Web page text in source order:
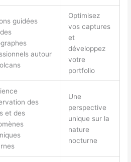
guidées
autour
Optimisez
vos captures
et
développez
votre
portfolio
des
et des
Une
perspective
unique sur la
nature
nocturne